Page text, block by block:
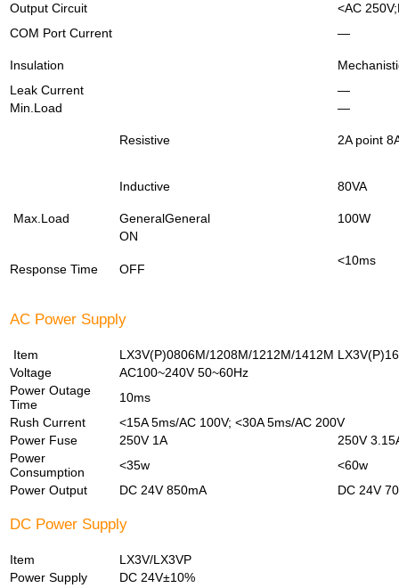
Output Circuit
<AC
COM Port Current
—
Insulation
Leak Current
—
Min.Load
—
Resistive 2A point
Inductive 80VA
Max.Load GeneralGeneral
100W
ON
<10ms
Response Time OFF
AC Power Supply
Item LX3V(P)0806M/1208M/1212M/1412M
Voltage
AC100~240V 50~60Hz
Power Outage
Time
10ms
Rush Current
<15A 5ms/AC 100V; <30A 5ms/AC 200V
Power Fuse
250V 1A
250V
Power
Consumption
<35w
<60w
Power Output
DC 24V 850mA DC 24V
DC Power Supply
Item
LX3V/LX3VP
Power Supply
DC 24V±10%